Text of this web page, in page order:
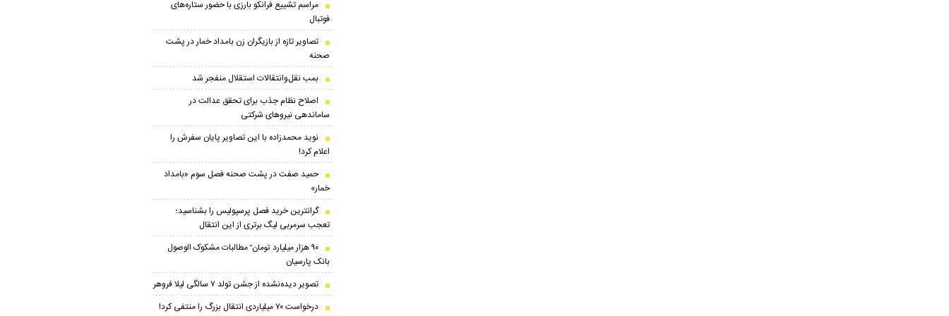
مراسم تشییع فرانکو بارزی با حضور ستاره‌های
فوتبال
تصاویر تازه از بازیگران زن بامداد خمار در پشت
صحنه
بمب نقل‌وانتقالات استقلال منفجر شد
اصلاح نظام جذب برای تحقق عدالت در
ساماندهی نیروهای شرکتی
نوید محمدزاده با این تصاویر پایان سفرش را
اعلام کرد!
حمید صفت در پشت صحنه فصل سوم «بامداد
خمار»
گرانترین خرید فصل پرسپولیس را بشناسید؛
تعجب سرمربی لیگ برتری از این انتقال
۹۰ هزار میلیارد تومان ّ مطالبات مشکوک الوصول
بانک پارسیان
تصویر دیده‌نشده از جشن تولد ۷ سالگی لیلا فروهر
درخواست ۷۰ میلیاردی انتقال بزرگ را منتفی کرد!